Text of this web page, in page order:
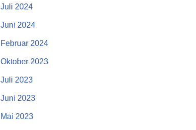
Juli 2024
Juni 2024
Februar 2024
Oktober 2023
Juli 2023
Juni 2023
Mai 2023